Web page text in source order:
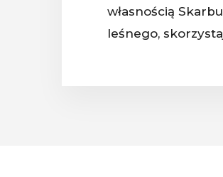
własnością
leśnego,